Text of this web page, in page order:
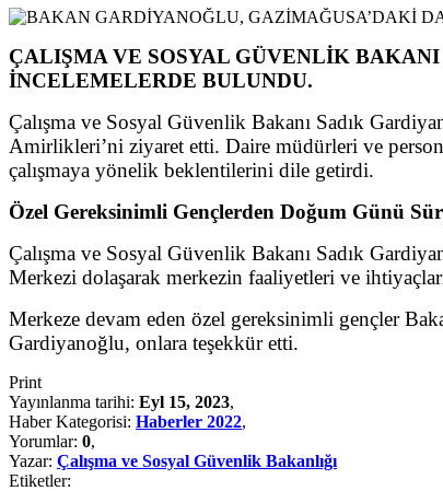
ÇALIŞMA VE SOSYAL GÜVENLİK
İNCELEMELERDE BULUNDU.
Çalışma ve Sosyal Güvenlik Bakanı Sadık
Amirlikleri’ni ziyaret etti. Daire müdürleri ve
çalışmaya yönelik beklentilerini dile getirdi.
Özel Gereksinimli Gençlerden Doğum Günü
Çalışma ve Sosyal Güvenlik Bakanı Sadık
Merkezi dolaşarak merkezin faaliyetleri ve
Merkeze devam eden özel gereksinimli gençler
Gardiyanoğlu, onlara teşekkür etti.
Print
Yayınlanma tarihi: Eyl 15, 2023,
Haber Kategorisi: Haberler 2022,
Yorumlar: 0,
Yazar: Çalışma ve Sosyal Güvenlik Bakanlığı
Etiketler: